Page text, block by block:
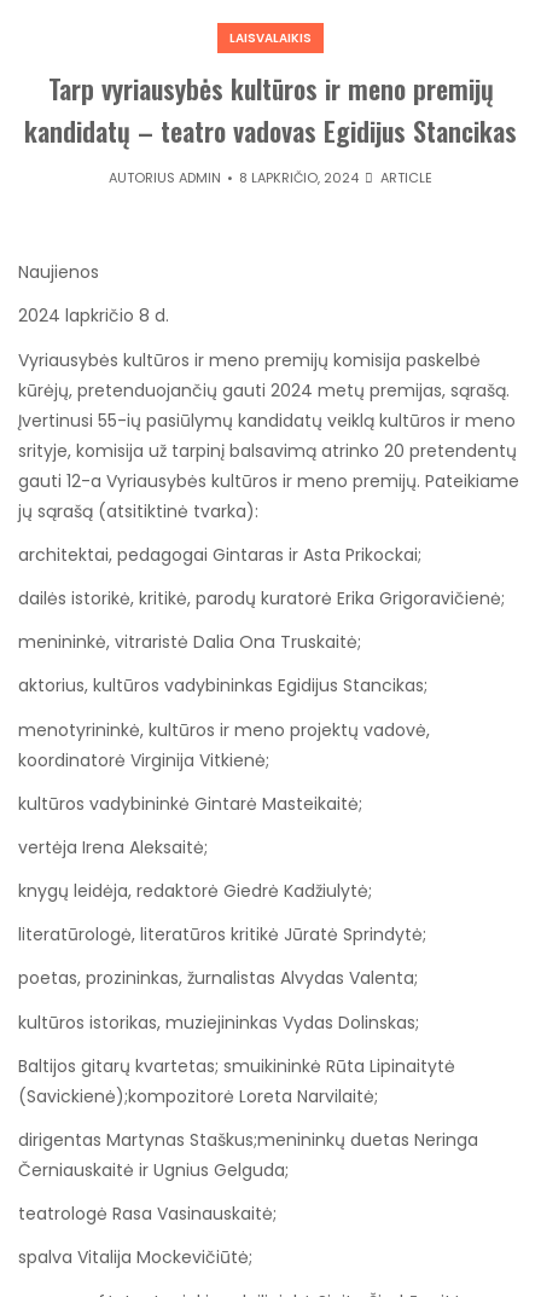
LAISVALAIKIS
Tarp vyriausybės kultūros ir meno premijų
kandidatų – teatro vadovas Egidijus Stancikas
AUTORIUSADMIN 8 LAPKRIČIO, 2024 ARTICLE
Naujienos
2024 lapkričio 8 d.
Vyriausybės kultūros ir meno premijų komisija paskelbė
kūrėjų, pretenduojančių gauti 2024 metų premijas, sąrašą.
Įvertinusi 55-ių pasiūlymų kandidatų veiklą kultūros ir meno
srityje, komisija už tarpinį balsavimą atrinko 20 pretendentų
gauti 12-a Vyriausybės kultūros ir meno premijų. Pateikiame
jų sąrašą (atsitiktinė tvarka):
architektai, pedagogai Gintaras ir Asta Prikockai;
dailės istorikė, kritikė, parodų kuratorė Erika Grigoravičienė;
menininkė, vitraristė Dalia Ona Truskaitė;
aktorius, kultūros vadybininkas Egidijus Stancikas;
menotyrininkė, kultūros ir meno projektų vadovė,
koordinatorė Virginija Vitkienė;
kultūros vadybininkė Gintarė Masteikaitė;
vertėja Irena Aleksaitė;
knygų leidėja, redaktorė Giedrė Kadžiulytė;
literatūrologė, literatūros kritikė Jūratė Sprindytė;
poetas, prozininkas, žurnalistas Alvydas Valenta;
kultūros istorikas, muziejininkas Vydas Dolinskas;
Baltijos gitarų kvartetas; smuikininkė Rūta Lipinaitytė
(Savickienė);kompozitorė Loreta Narvilaitė;
dirigentas Martynas Staškus;menininkų duetas Neringa
Černiauskaitė ir Ugnius Gelguda;
teatrologė Rasa Vasinauskaitė;
spalva Vitalija Mockevičiūtė;